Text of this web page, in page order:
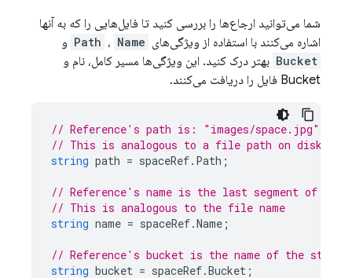
شما می‌توانید ارجاع‌ها را بررسی کنید تا فایل‌هایی را که به آنها
اشاره می‌کنند با استفاده از ویژگی‌های
Path ، Name و
Bucket بهتر درک کنید. این ویژگی‌ها مسیر کامل، نام و
Bucket فایل را دریافت می‌کنند.
// Reference's path is: "images/space.jpg"
// This is analogous to a file path on disk
string path = spaceRef. Path ;
// Reference's name is the last segment of
// This is analogous to the file name
string name = spaceRef.Name ;
// Reference's bucket is the name of the
string bucket = spaceRef.Bucket ;